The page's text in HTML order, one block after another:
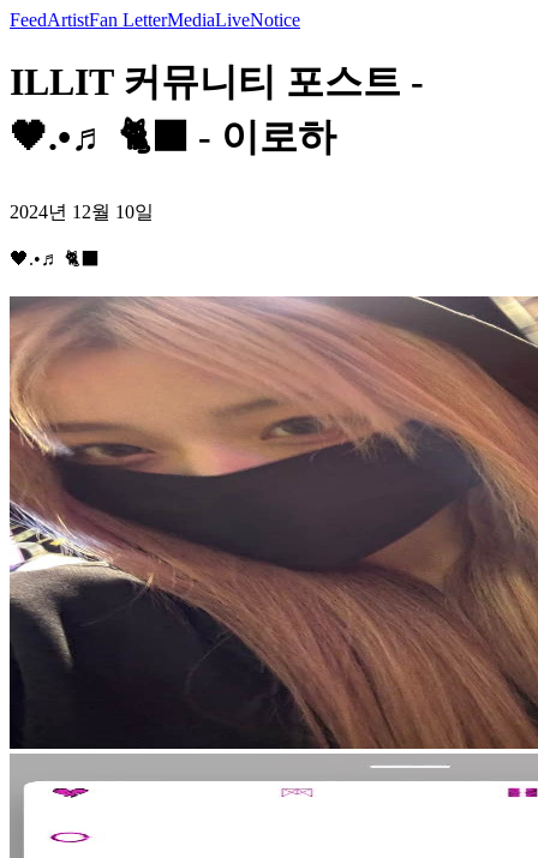
FeedArtistFan LetterMediaLiveNotice
ILLIT 커뮤니티 포스트 -
🖤.•♬ 🐈‍⬛ - 이로하
2024년 12월 10일
🖤.•♬ 🐈‍⬛